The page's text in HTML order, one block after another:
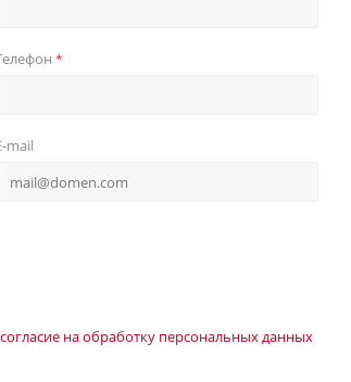
*
mail
согласие на обработку персональных данных